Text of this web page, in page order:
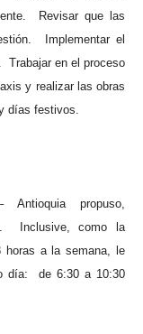
Revisar que las
Implementar el
Trabajar en el proceso
y realizar las obras
días festivos.
propuso,
Inclusive, como la
horas a la semana, le
día:
de 6:30 a 10:30